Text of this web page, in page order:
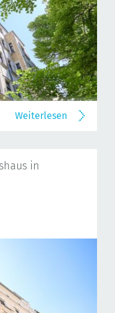
Weiterlesen
in